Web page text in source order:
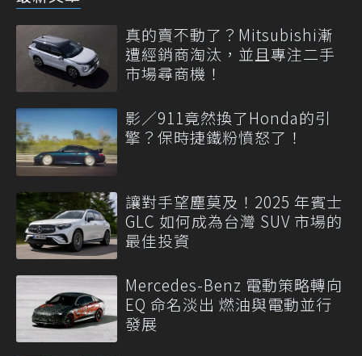
真的賣不動了？Mitsubishi漸
遭經銷商淘汰，並且專注二手
市場尋商機！
影／911竟然換了Honda的引
擎？保時捷鐵粉憤怒了！
讓對手望塵莫及！2025 年賓士
GLC 如何成為台灣 SUV 市場的
最佳投資
Mercedes-Benz 電動策略轉向
EQ 命名淡出 燃油與電動並行
發展